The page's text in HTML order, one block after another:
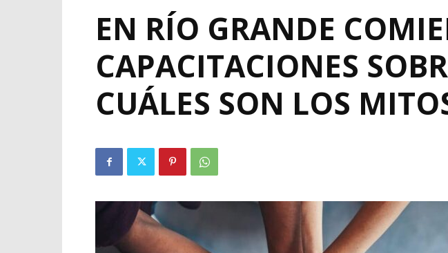
EN RÍO GRANDE
CAPACITACIONES
CUÁLES SON LOS